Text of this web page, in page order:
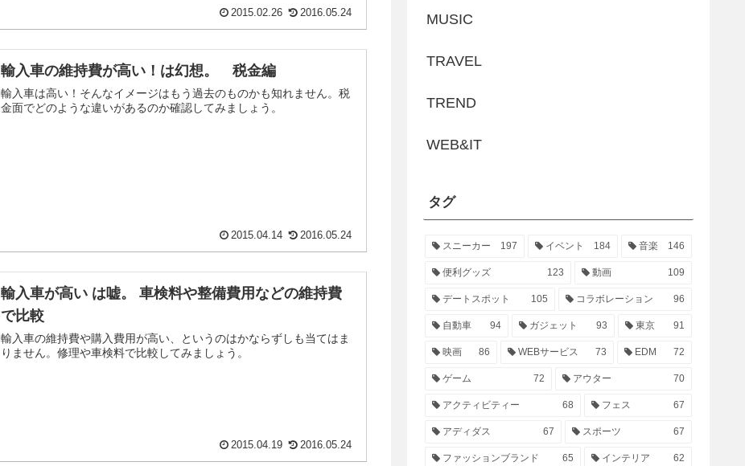
2015.02.26 2016.05.24
輸入車の維持費が高い！は幻想。 税金編
輸入車は高い！そんなイメージはもう過去のものかも知れません。税
金面でどのような違いがあるのか確認してみましょう。
2015.04.14 2016.05.24
輸入車が高い は嘘。 車検料や整備費用などの維持費
で比較
輸入車の維持費や購入費用が高い、というのはかならずしも当てはま
りません。修理や車検料で比較してみましょう。
2015.04.19 2016.05.24
MUSIC
TRAVEL
TREND
WEB&IT
タグ
スニーカー 197 イベント 184 音楽 146
便利グッズ 123 動画 109
デートスポット 105 コラボレーション 96
自動車 94 ガジェット 93 東京 91
映画 86 WEBサービス 73 EDM 72
ゲーム 72 アウター 70
アクティビティー 68 フェス 67
アディダス 67 スポーツ 67
ファッションブランド 65 インテリア 62